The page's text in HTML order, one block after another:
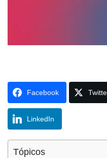
Facebook
LinkedIn
Tópicos